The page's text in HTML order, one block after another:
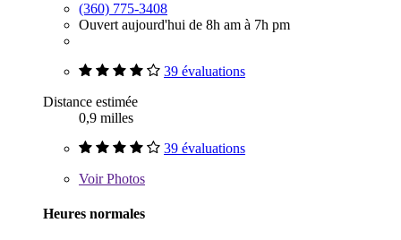
(360) 775-3408
Ouvert aujourd'hui de 8h am à 7h pm
39 évaluations
Distance estimée
0,9 milles
39 évaluations
VoirPhotos
Heures normales